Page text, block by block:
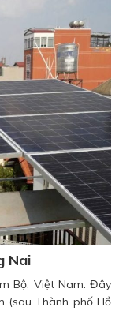
Nai
Bộ, Việt Nam. Đây
(sau Thành phố Hồ